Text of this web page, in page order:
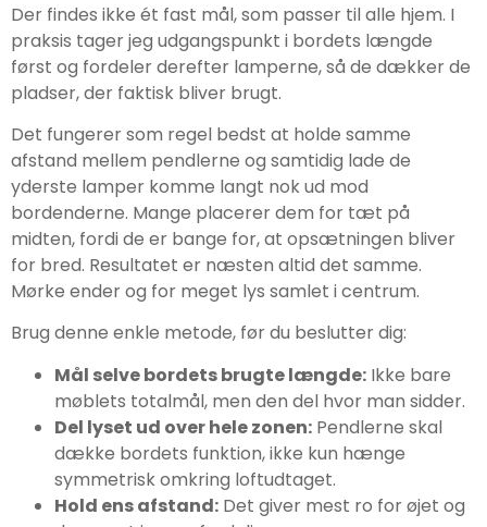
Der findes ikke ét fast mål, som passer til alle hjem. I
praksis tager jeg udgangspunkt i bordets længde
først og fordeler derefter lamperne, så de dækker de
pladser, der faktisk bliver brugt.
Det fungerer som regel bedst at holde samme
afstand mellem pendlerne og samtidig lade de
yderste lamper komme langt nok ud mod
bordenderne. Mange placerer dem for tæt på
midten, fordi de er bange for, at opsætningen bliver
for bred. Resultatet er næsten altid det samme.
Mørke ender og for meget lys samlet i centrum.
Brug denne enkle metode, før du beslutter dig:
Mål selve bordets brugte længde: Ikke bare
møblets totalmål, men den del hvor man sidder.
Del lyset ud over hele zonen: Pendlerne skal
dække bordets funktion, ikke kun hænge
symmetrisk omkring loftudtaget.
Hold ens afstand: Det giver mest ro for øjet og